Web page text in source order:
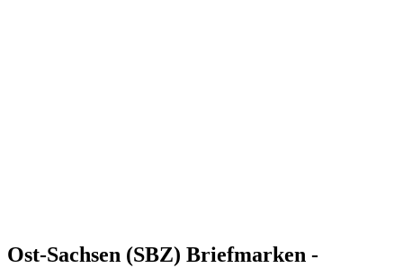
Ost-Sachsen (SBZ) Briefmarken -